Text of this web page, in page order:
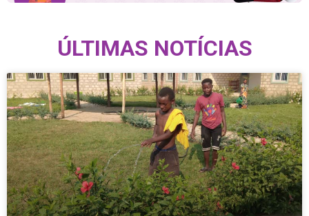
ÚLTIMAS NOTÍCIAS